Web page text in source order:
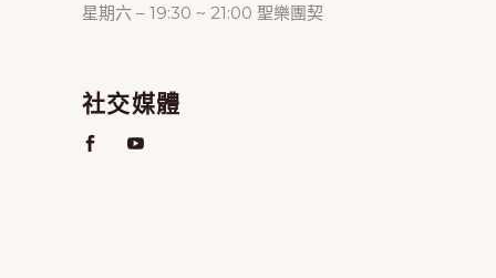
星期六 – 19:30 ~ 21:00 聖樂團契
社交媒體